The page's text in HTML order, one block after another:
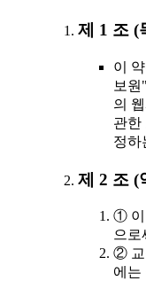
제 1 조 (
이
보
의
관한
정하
제 2 조 (
① 이
으로
② 교
에는